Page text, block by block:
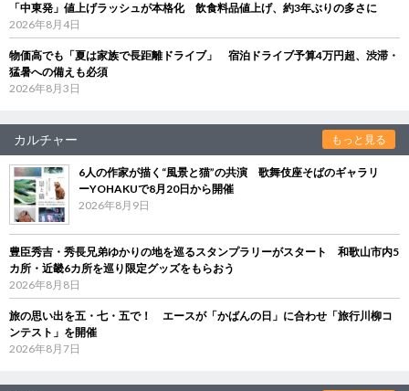
「中東発」値上げラッシュが本格化 飲食料品値上げ、約3年ぶりの多さに
2026年8月4日
物価高でも「夏は家族で長距離ドライブ」 宿泊ドライブ予算4万円超、渋滞・
猛暑への備えも必須
2026年8月3日
カルチャー もっと見る
6人の作家が描く“風景と猫”の共演 歌舞伎座そばのギャラリ
ーYOHAKUで8月20日から開催
2026年8月9日
豊臣秀吉・秀長兄弟ゆかりの地を巡るスタンプラリーがスタート 和歌山市内5
カ所・近畿6カ所を巡り限定グッズをもらおう
2026年8月8日
旅の思い出を五・七・五で！ エースが「かばんの日」に合わせ「旅行川柳コ
ンテスト」を開催
2026年8月7日